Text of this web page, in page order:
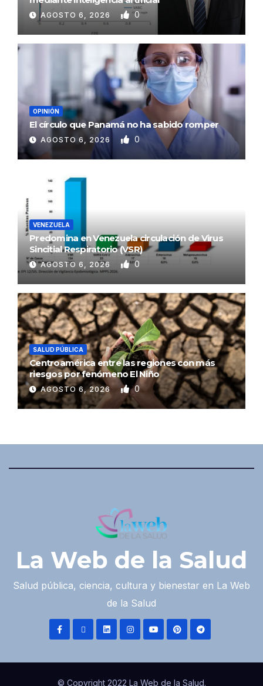
AGOSTO 6, 2026 0
OPINIÓN
El círculo que Panamá no ha sabido romper
AGOSTO 6, 2026 0
VENEZUELA
Predomina en Venezuela circulación de Virus
Sincitial Respiratorio (VSR)
AGOSTO 6, 2026 0
SALUD PÚBLICA
Centroamérica entre las regiones con más
riesgos por fenómeno El Niño
AGOSTO 6, 2026 0
La Web de la Salud
Salud pública, ciencia, cultura y bienestar en La Web
de la Salud
© Copyright 2022 La Web de la Salud.